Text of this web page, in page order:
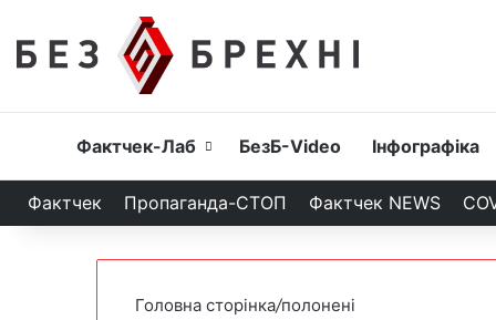
Головна
Фактчек-Лаб БезБ-Video Інфографіка
Фактчек Пропаганда-СТОП Фактчек NEWS
Головна сторінка/полонені